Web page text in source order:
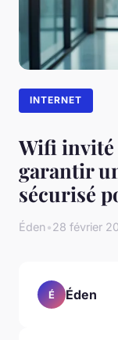
INTERNET
Wifi invité
garantir
sécurisé
Éden•28 février
É Éden